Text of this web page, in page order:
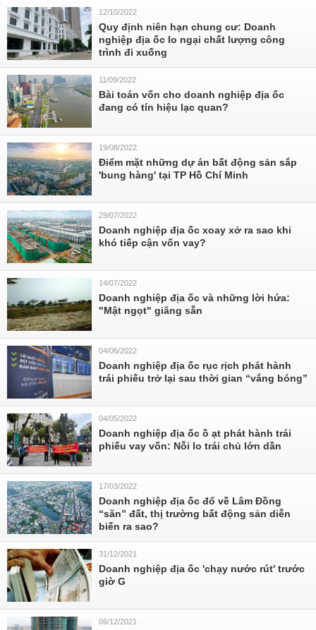
12/10/2022
Quy định niên hạn chung cư: Doanh
nghiệp địa ốc lo ngại chất lượng công
trình đi xuống
11/09/2022
Bài toán vốn cho doanh nghiệp địa ốc
đang có tín hiệu lạc quan?
19/08/2022
Điểm mặt những dự án bất động sản sắp
'bung hàng' tại TP Hồ Chí Minh
29/07/2022
Doanh nghiệp địa ốc xoay xở ra sao khi
khó tiếp cận vốn vay?
14/07/2022
Doanh nghiệp địa ốc và những lời hứa:
"Mật ngọt" giăng sẵn
04/06/2022
Doanh nghiệp địa ốc rục rịch phát hành
trái phiếu trở lại sau thời gian “vắng bóng”
04/05/2022
Doanh nghiệp địa ốc ồ ạt phát hành trái
phiếu vay vốn: Nỗi lo trái chủ lớn dần
17/03/2022
Doanh nghiệp địa ốc đổ về Lâm Đồng
“săn” đất, thị trường bất động sản diễn
biến ra sao?
31/12/2021
Doanh nghiệp địa ốc 'chạy nước rút' trước
giờ G
06/12/2021